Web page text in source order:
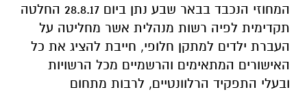
המחוזי הנכבד בבאר שבע נתן ביום 28.8.17 החלטה
תקדימית לפיה רשות מנהלית אשר מחליטה על
העברת ילדים למתקן חלופי, חייבת להציג את כל
האישורים המתאימים והרשמיים מכל הרשויות
ובעלי התפקיד הרלוונטיים, לרבות מתחום